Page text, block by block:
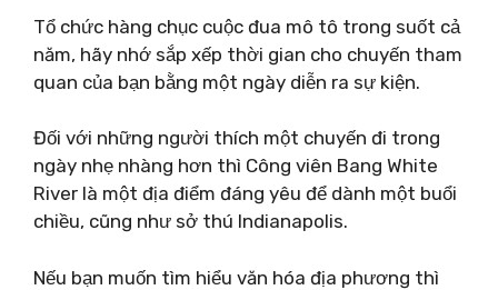
Tổ chức hàng chục cuộc đua mô tô trong suốt cả
năm, hãy nhớ sắp xếp thời gian cho chuyến tham
quan của bạn bằng một ngày diễn ra sự kiện.
Đối với những người thích một chuyến đi trong
ngày nhẹ nhàng hơn thì Công viên Bang White
River là một địa điểm đáng yêu để dành một buổi
chiều, cũng như sở thú Indianapolis.
Nếu bạn muốn tìm hiểu văn hóa địa phương thì